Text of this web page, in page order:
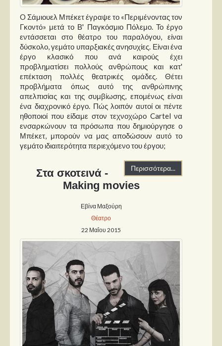
Μουσικοί
Διάφοροι
Εκτός Συνόρων
Νέα
Στήλες
Polls
Small Talk
Blog
O Σάμιουελ Μπέκετ έγραψε το «Περιμένοντας τον
Γκοντό» μετά το Β' Παγκόσμιο Πόλεμο. Το έργο
εντάσσεται στο θέατρο του παραλόγου, είναι
δύσκολο, γεμάτο υπαρξιακές ανησυχίες. Είναι ένα
έργο κλασικό που ανά καιρούς έχει
προβληματίσει πολλούς ανθρώπους και κατ'
επέκταση πολλές θεατρικές ομάδες. Θέτει
προβλήματα όπως αυτό της ανθρώπινης
απελπισίας και της συμβίωσης, επομένως είναι
ένα διαχρονικό έργο. Πώς λοιπόν αυτοί οι πέντε
ηθοποιοί που είδαμε στον τεχνοχώρο Cartel να
ενσαρκώνουν τα πρόσωπα που δημιούργησε ο
Μπέκετ, μπορούν να μας αποδώσουν αυτό το
γεμάτο ιδιαιτερότητα περιεχόμενο του έργου;
Περισσότερα...
Στα σκοτεινά -
Making movies
Εβίνα Μαξούρη
Θέατρο
22 Μαΐου 2015